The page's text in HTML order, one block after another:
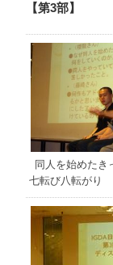
【第3部】
同人を始めたき
七転び八転がり